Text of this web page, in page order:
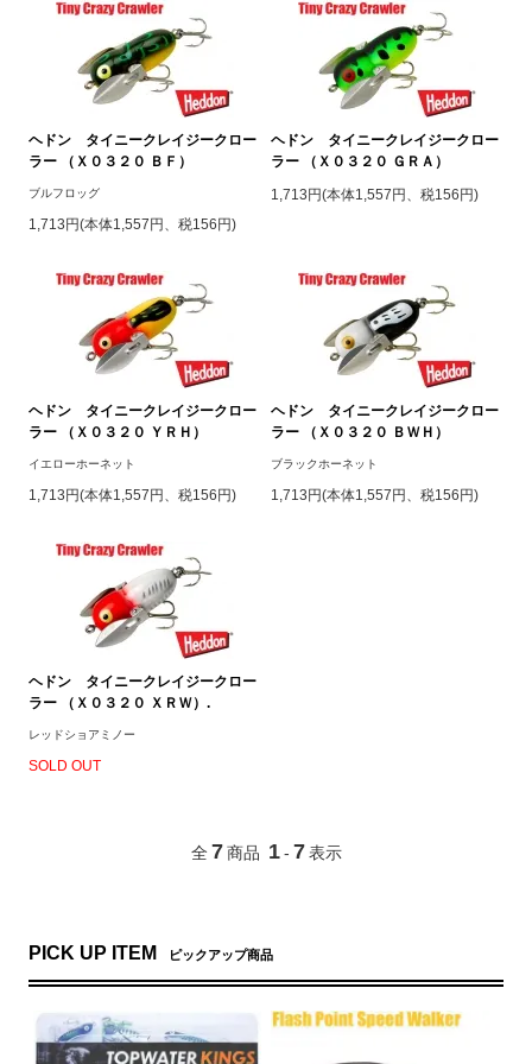
ヘドン タイニークレイジークロー
ラー （Ｘ０３２０ ＢＦ）
ブルフロッグ
1,713円(本体1,557円、税156円)
ヘドン タイニークレイジークロー
ラー （Ｘ０３２０ ＧＲＡ）
1,713円(本体1,557円、税156円)
ヘドン タイニークレイジークロー
ラー （Ｘ０３２０ ＹＲＨ）
イエローホーネット
1,713円(本体1,557円、税156円)
ヘドン タイニークレイジークロー
ラー （Ｘ０３２０ ＢＷＨ）
ブラックホーネット
1,713円(本体1,557円、税156円)
ヘドン タイニークレイジークロー
ラー （Ｘ０３２０ ＸＲＷ）.
レッドショアミノー
SOLD OUT
全 7 商品 1 - 7 表示
PICK UP ITEM ピックアップ商品